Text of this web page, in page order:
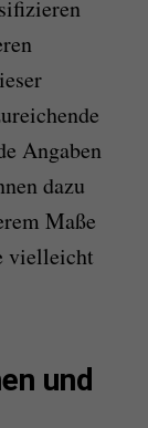
Angaben
dazu
Maße
vielleicht
und